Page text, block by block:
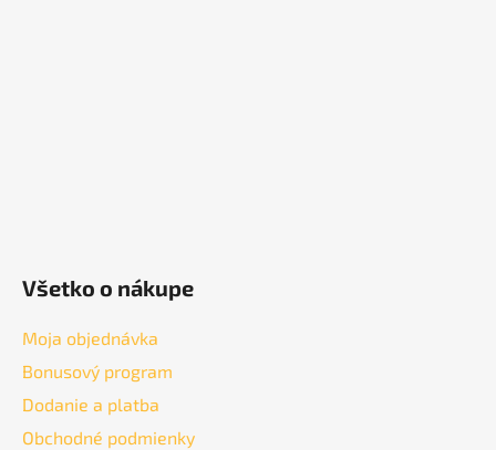
Všetko o nákupe
Moja objednávka
Bonusový program
Dodanie a platba
Obchodné podmienky